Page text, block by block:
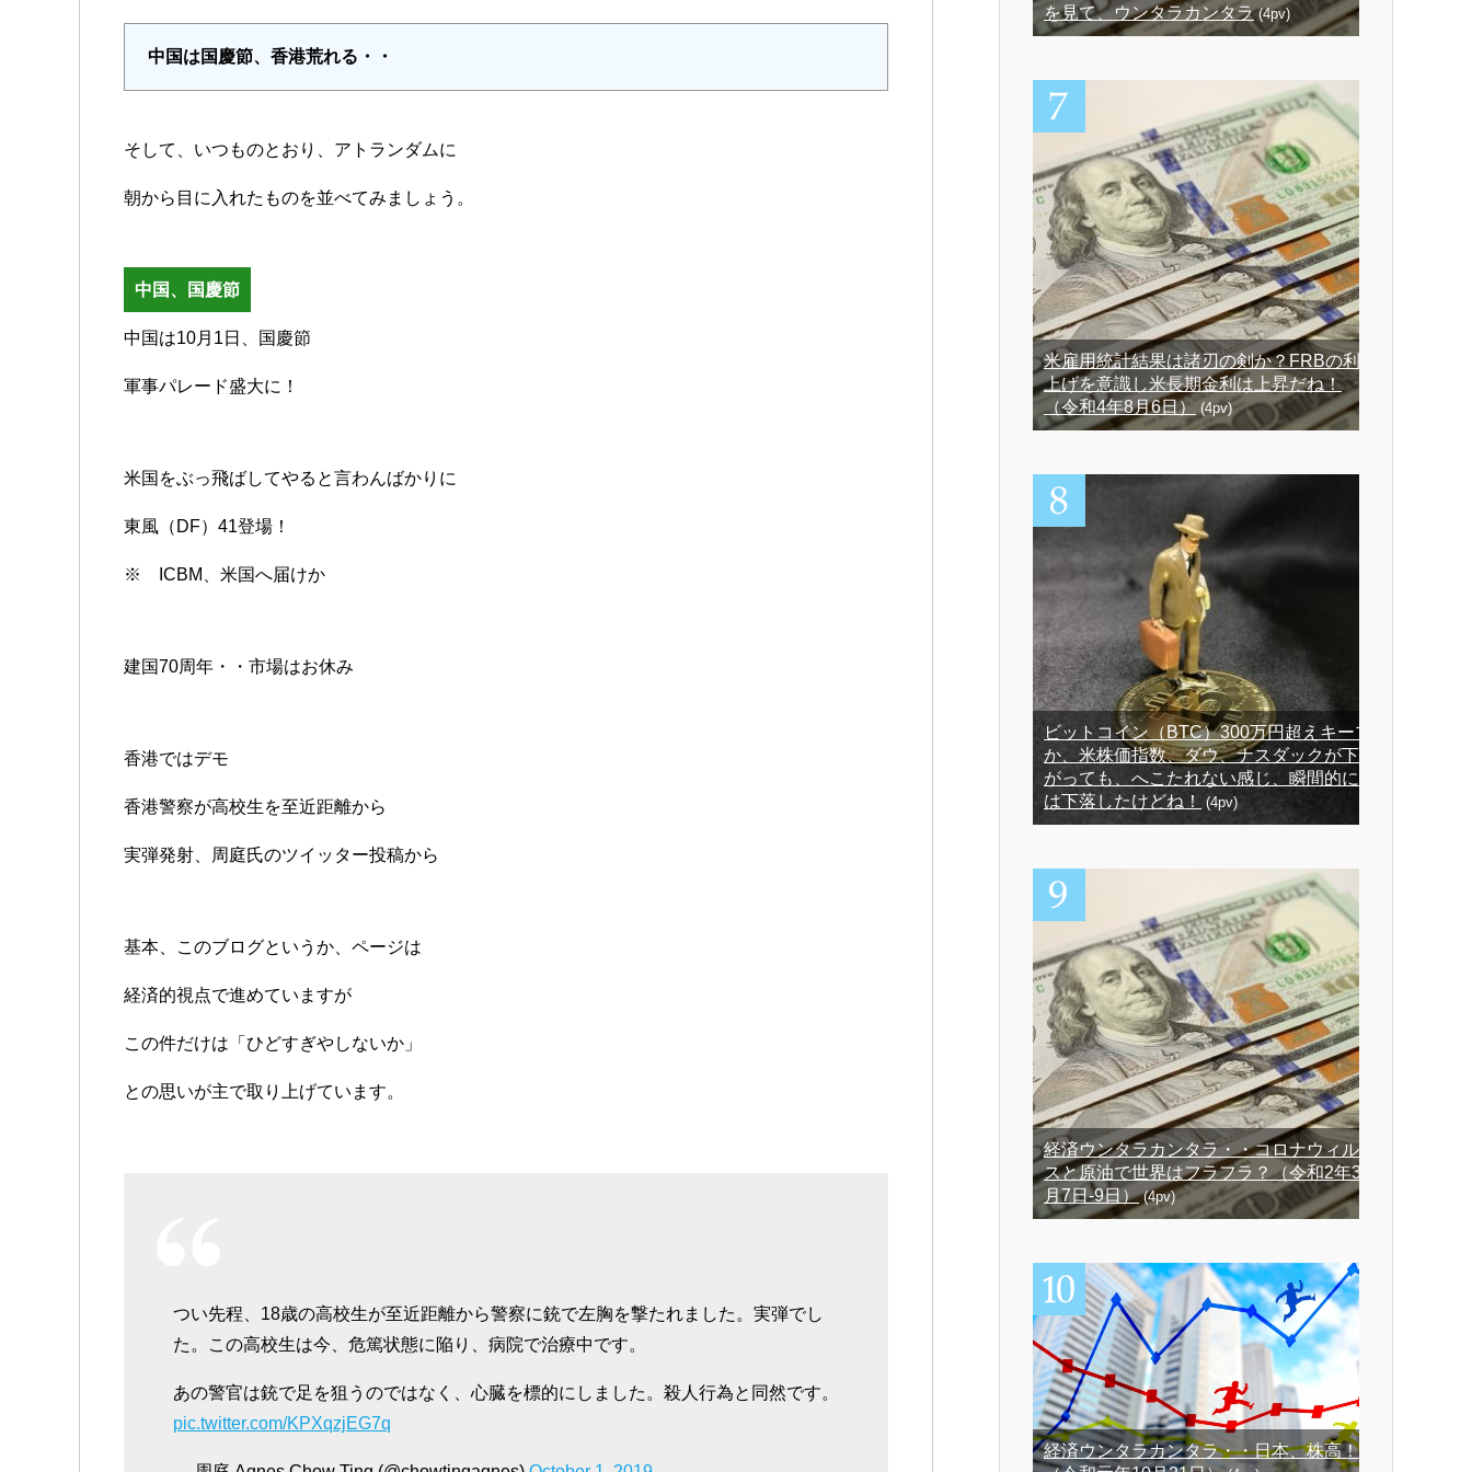
中国は国慶節、香港荒れる・・
そして、いつものとおり、アトランダムに
朝から目に入れたものを並べてみましょう。
中国、国慶節
中国は10月1日、国慶節
軍事パレード盛大に！
米国をぶっ飛ばしてやると言わんばかりに
東風（DF）41登場！
※ ICBM、米国へ届けか
建国70周年・・市場はお休み
香港ではデモ
香港警察が高校生を至近距離から
実弾発射、周庭氏のツイッター投稿から
基本、このブログというか、ページは
経済的視点で進めていますが
この件だけは「ひどすぎやしないか」
との思いが主で取り上げています。
つい先程、18歳の高校生が至近距離から警察に銃で左胸を撃たれました。実弾でし
た。この高校生は今、危篤状態に陥り、病院で治療中です。
あの警官は銃で足を狙うのではなく、心臓を標的にしました。殺人行為と同然です。
pic.twitter.com/KPXqzjEG7q
を見て、ウンタラカンタラ(4pv)
米雇用統計結果は諸刃の剣か？FRBの利
上げを意識し米長期金利は上昇だね！
（令和4年8月6日） (4pv)
ビットコイン（BTC）300万円超えキープ
か、米株価指数、ダウ、ナスダックが下
がっても、へこたれない感じ、瞬間的に
は下落したけどね！
(4pv)
経済ウンタラカンタラ・・コロナウィル
スと原油で世界はフラフラ？（令和2年3
月7日-9日）(4pv)
経済ウンタラカンタラ・・日本、株高！